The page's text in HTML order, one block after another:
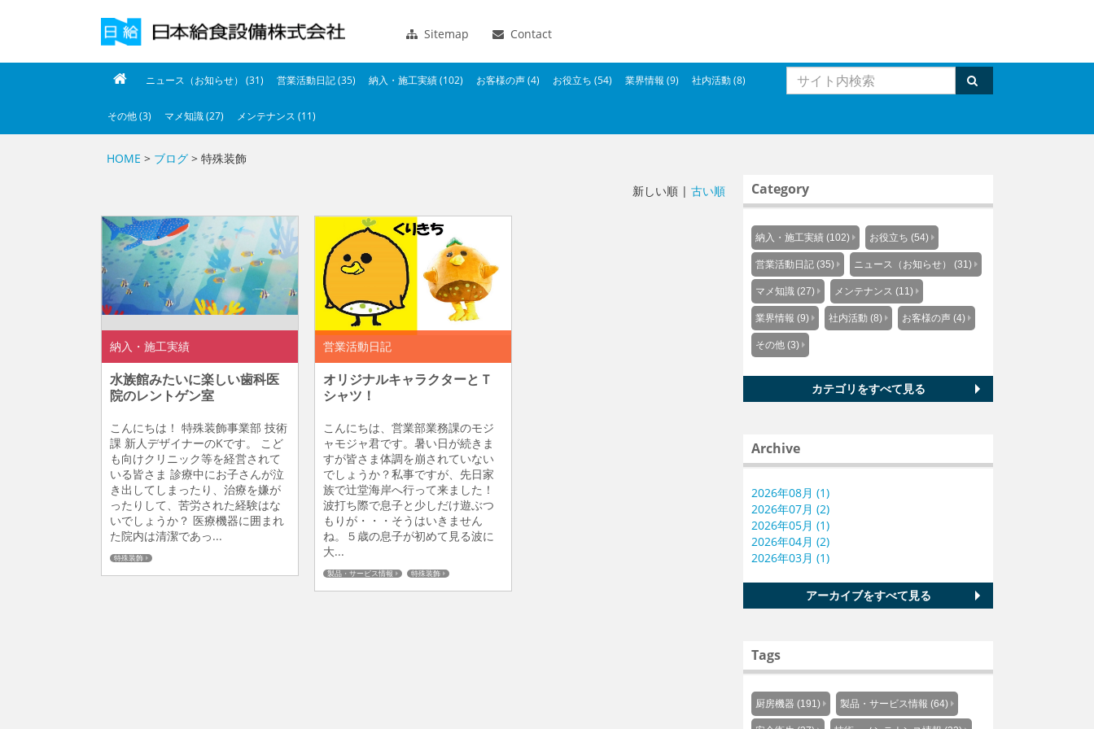
Sitemap Contact
ニュース（お知らせ） (31) 営業活動日記 (35) 納入・施工実績 (102) お客様の声 (4) お役立ち (54) 業界情報 (9) 社内活動 (8)
その他 (3) マメ知識 (27) メンテナンス (11)
HOME > ブログ > 特殊装飾
新しい順 |古い順
納入・施工実績
水族館みたいに楽しい歯科医
院のレントゲン室
こんにちは！ 特殊装飾事業部 技術
課 新人デザイナーのKです。 こど
も向けクリニック等を経営されて
いる皆さま 診療中にお子さんが泣
き出してしまったり、治療を嫌が
ったりして、苦労された経験はな
いでしょうか？ 医療機器に囲まれ
た院内は清潔であっ...
特殊装飾
営業活動日記
オリジナルキャラクターとＴ
シャツ！
こんにちは、営業部業務課のモジ
ャモジャ君です。暑い日が続きま
すが皆さま体調を崩されていない
でしょうか？私事ですが、先日家
族で辻堂海岸へ行って来ました！
波打ち際で息子と少しだけ遊ぶつ
もりが・・・そうはいきません
ね。５歳の息子が初めて見る波に
大...
製品・サービス情報 特殊装飾
Category
納入・施工実績 (102) お役立ち (54)
営業活動日記 (35) ニュース（お知らせ） (31)
マメ知識 (27) メンテナンス (11)
業界情報 (9) 社内活動 (8) お客様の声 (4)
その他 (3)
カテゴリをすべて見る
Archive
2026年08月 (1)
2026年07月 (2)
2026年05月 (1)
2026年04月 (2)
2026年03月 (1)
アーカイブをすべて見る
Tags
厨房機器 (191) 製品・サービス情報 (64)